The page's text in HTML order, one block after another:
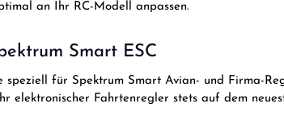
an Ihr RC-Modell anpassen.
Smart ESC
für Spektrum Smart Avian- und Firma-
Fahrtenregler stets auf dem